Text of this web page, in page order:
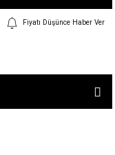
Fiyatı Düşünce Haber Ver